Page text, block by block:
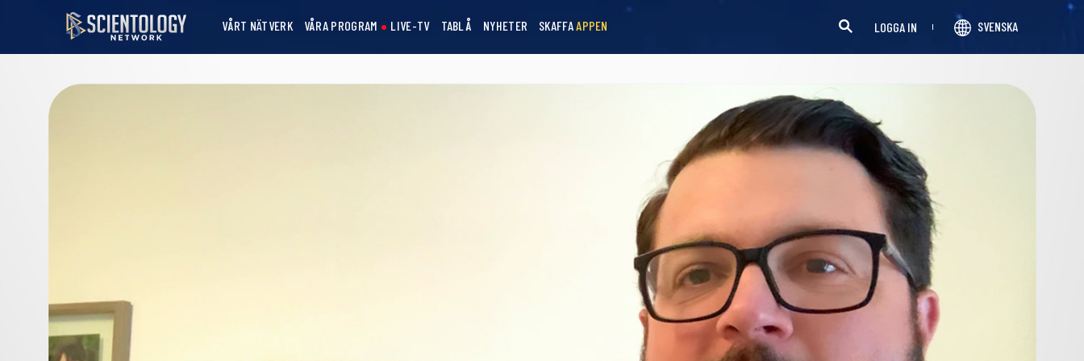
VÅRT NÄTVERK VÅRA PROGRAM LIVE-TV TABLÅ NYHETER SKAFFAAPPEN LOGGA IN SVENSKA